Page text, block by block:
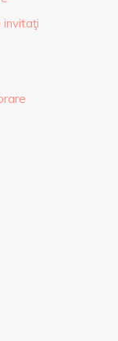
invitaţi